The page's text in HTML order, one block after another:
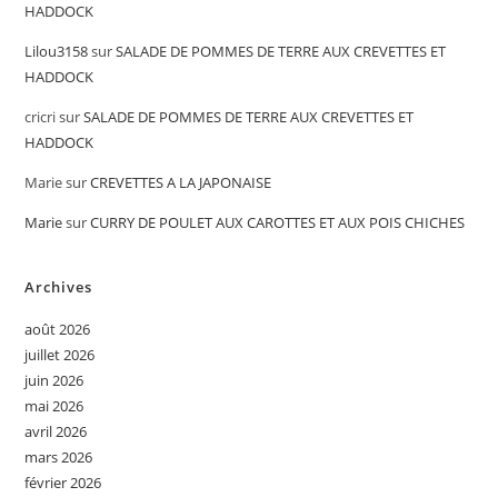
HADDOCK
Lilou3158surSALADE DE POMMES DE TERRE AUX CREVETTES ET
HADDOCK
cricrisurSALADE DE POMMES DE TERRE AUX CREVETTES ET
HADDOCK
MariesurCREVETTES A LA JAPONAISE
MariesurCURRY DE POULET AUX CAROTTES ET AUX POIS CHICHES
Archives
août 2026
juillet 2026
juin 2026
mai 2026
avril 2026
mars 2026
février 2026